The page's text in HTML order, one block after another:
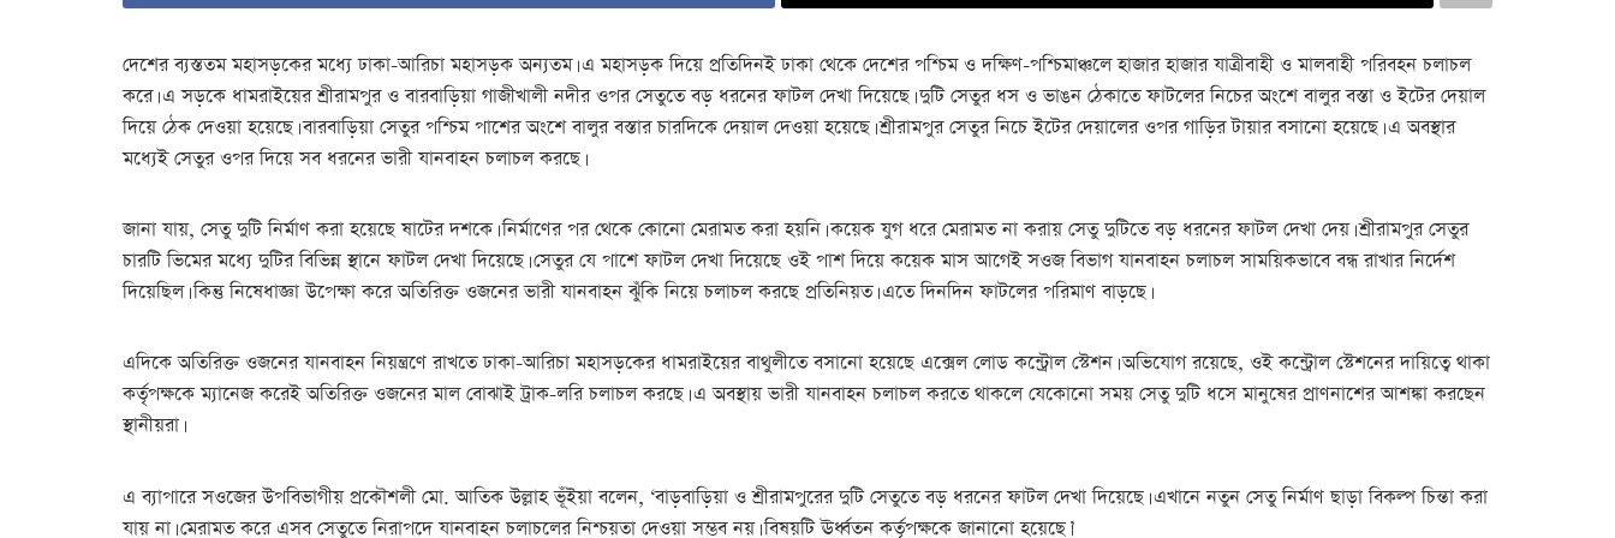
দেশের ব্যস্ততম মহাসড়কের মধ্যে ঢাকা-আরিচা মহাসড়ক অন্যতম। এ মহাসড়ক দিয়ে প্রতিদিনই ঢাকা থেকে দেশের পশ্চিম ও দক্ষিণ-পশ্চিমাঞ্চলে হাজার হাজার যাত্রীবাহী ও মালবাহী পরিবহন চলাচল
করে। এ সড়কে ধামরাইয়ের শ্রীরামপুর ও বারবাড়িয়া গাজীখালী নদীর ওপর সেতুতে বড় ধরনের ফাটল দেখা দিয়েছে। দুটি সেতুর ধস ও ভাঙন ঠেকাতে ফাটলের নিচের অংশে বালুর বস্তা ও ইটের দেয়াল
দিয়ে ঠেক দেওয়া হয়েছে। বারবাড়িয়া সেতুর পশ্চিম পাশের অংশে বালুর বস্তার চারদিকে দেয়াল দেওয়া হয়েছে। শ্রীরামপুর সেতুর নিচে ইটের দেয়ালের ওপর গাড়ির টায়ার বসানো হয়েছে। এ অবস্থার
মধ্যেই সেতুর ওপর দিয়ে সব ধরনের ভারী যানবাহন চলাচল করছে।
জানা যায়, সেতু দুটি নির্মাণ করা হয়েছে ষাটের দশকে। নির্মাণের পর থেকে কোনো মেরামত করা হয়নি। কয়েক যুগ ধরে মেরামত না করায় সেতু দুটিতে বড় ধরনের ফাটল দেখা দেয়। শ্রীরামপুর সেতুর
চারটি ভিমের মধ্যে দুটির বিভিন্ন স্থানে ফাটল দেখা দিয়েছে। সেতুর যে পাশে ফাটল দেখা দিয়েছে ওই পাশ দিয়ে কয়েক মাস আগেই সওজ বিভাগ যানবাহন চলাচল সাময়িকভাবে বন্ধ রাখার নির্দেশ
দিয়েছিল। কিন্তু নিষেধাজ্ঞা উপেক্ষা করে অতিরিক্ত ওজনের ভারী যানবাহন ঝুঁকি নিয়ে চলাচল করছে প্রতিনিয়ত। এতে দিনদিন ফাটলের পরিমাণ বাড়ছে।
এদিকে অতিরিক্ত ওজনের যানবাহন নিয়ন্ত্রণে রাখতে ঢাকা-আরিচা মহাসড়কের ধামরাইয়ের বাথুলীতে বসানো হয়েছে এক্সেল লোড কন্ট্রোল স্টেশন। অভিযোগ রয়েছে, ওই কন্ট্রোল স্টেশনের দায়িত্বে থাকা
কর্তৃপক্ষকে ম্যানেজ করেই অতিরিক্ত ওজনের মাল বোঝাই ট্রাক-লরি চলাচল করছে। এ অবস্থায় ভারী যানবাহন চলাচল করতে থাকলে যেকোনো সময় সেতু দুটি ধসে মানুষের প্রাণনাশের আশঙ্কা করছেন
স্থানীয়রা।
এ ব্যাপারে সওজের উপবিভাগীয় প্রকৌশলী মো. আতিক উল্লাহ ভূঁইয়া বলেন, ‘বাড়বাড়িয়া ও শ্রীরামপুরের দুটি সেতুতে বড় ধরনের ফাটল দেখা দিয়েছে। এখানে নতুন সেতু নির্মাণ ছাড়া বিকল্প চিন্তা করা
যায় না। মেরামত করে এসব সেতুতে নিরাপদে যানবাহন চলাচলের নিশ্চয়তা দেওয়া সম্ভব নয়। বিষয়টি ঊর্ধ্বতন কর্তৃপক্ষকে জানানো হয়েছে।’